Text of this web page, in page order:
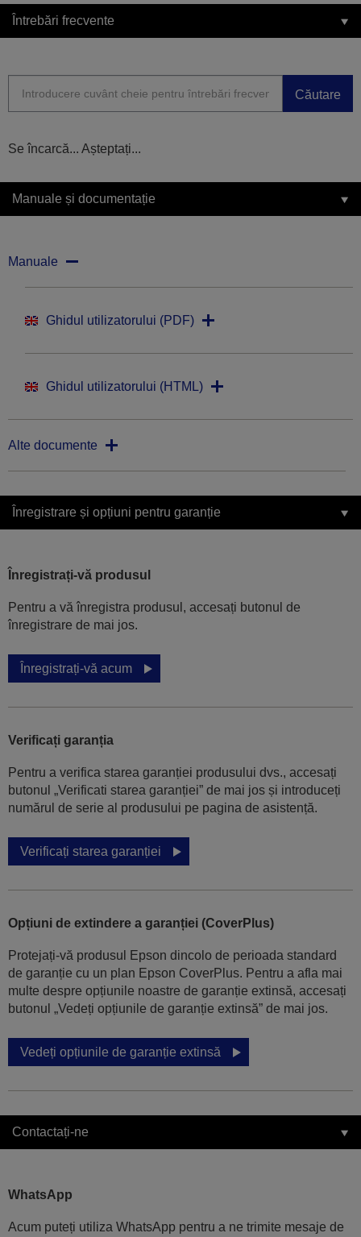
Întrebări frecvente
Căutare
Se încarcă... Așteptați...
Manuale și documentație
Manuale
Ghidul utilizatorului (PDF)
Ghidul utilizatorului (HTML)
Alte documente
Înregistrare și opțiuni pentru garanție
Înregistrați-vă produsul
Pentru a vă înregistra produsul, accesați butonul de
înregistrare de mai jos.
Înregistrați-vă acum
Verificați garanția
Pentru a verifica starea garanției produsului dvs., accesați
butonul „Verificati starea garanției” de mai jos și introduceți
numărul de serie al produsului pe pagina de asistență.
Verificați starea garanției
Opțiuni de extindere a garanției (CoverPlus)
Protejați-vă produsul Epson dincolo de perioada standard
de garanție cu un plan Epson CoverPlus. Pentru a afla mai
multe despre opțiunile noastre de garanție extinsă, accesați
butonul „Vedeți opțiunile de garanție extinsă” de mai jos.
Vedeți opțiunile de garanție extinsă
Contactați-ne
WhatsApp
Acum puteți utiliza WhatsApp pentru a ne trimite mesaje de